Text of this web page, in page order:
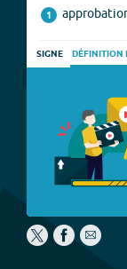
1
SIGNE DÉFINITION